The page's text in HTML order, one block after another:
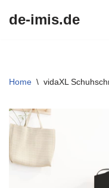
de-imis.de
Home \ vidaXL